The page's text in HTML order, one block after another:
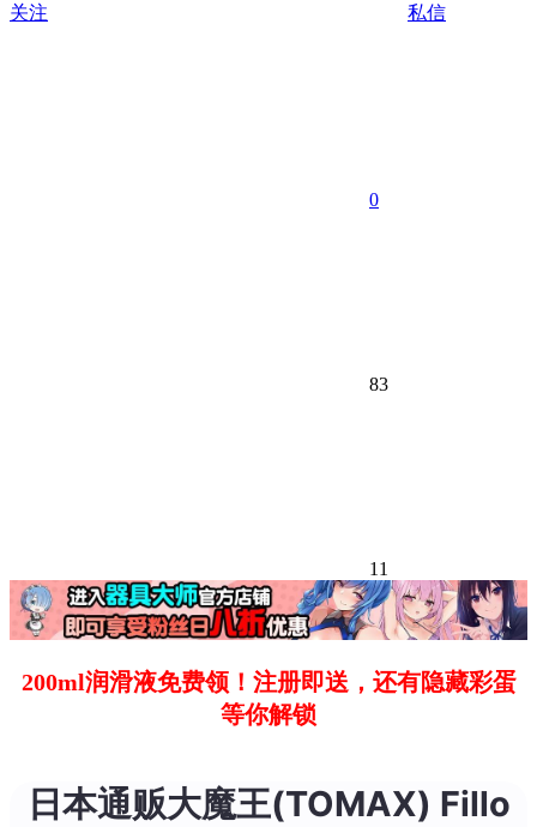
关注 私信
0
83
11
200ml润滑液免费领！注册即送，还有隐藏彩蛋
等你解锁
日本通贩大魔王(TOMAX) Fillo